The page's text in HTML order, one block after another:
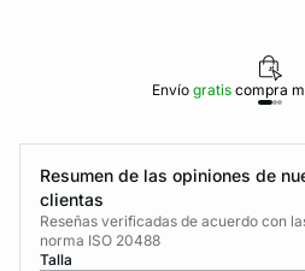
Envíogratiscompra
Resumen de las opiniones de
clientas
Reseñas verificadas de acuerdo con
norma ISO 20488
Talla